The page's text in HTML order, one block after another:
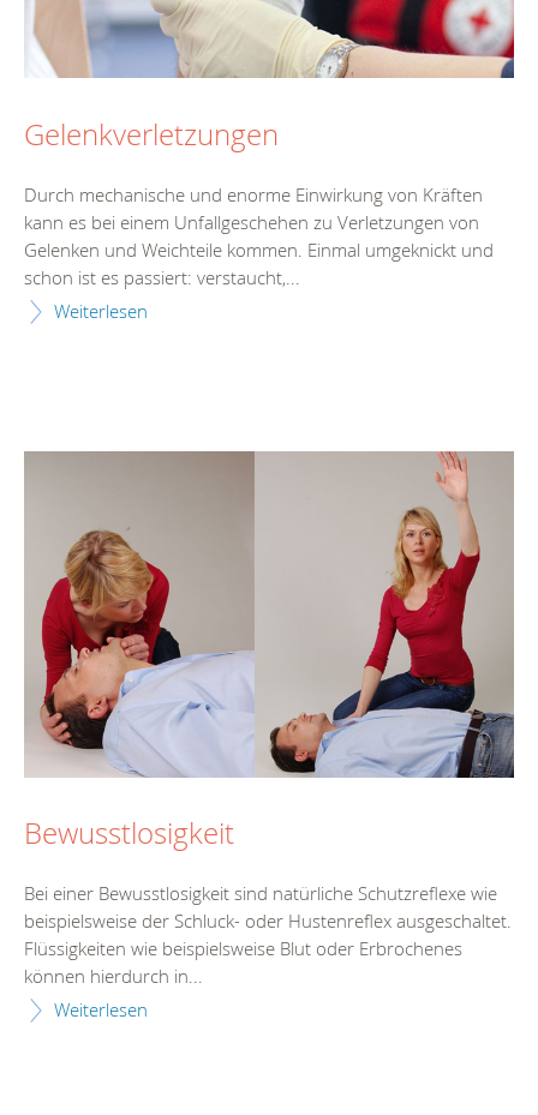
Gelenkverletzungen
Durch mechanische und enorme Einwirkung von Kräften
kann es bei einem Unfallgeschehen zu Verletzungen von
Gelenken und Weichteile kommen. Einmal umgeknickt und
schon ist es passiert: verstaucht,...
Weiterlesen
Bewusstlosigkeit
Bei einer Bewusstlosigkeit sind natürliche Schutzreflexe wie
beispielsweise der Schluck- oder Hustenreflex ausgeschaltet.
Flüssigkeiten wie beispielsweise Blut oder Erbrochenes
können hierdurch in...
Weiterlesen